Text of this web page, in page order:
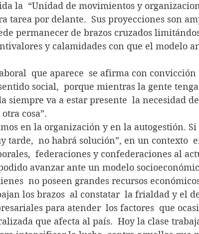
la  “Unidad de movimientos y
tarea por delante.  Sus proyecciones son
permanecer de brazos cruzados
y calamidades con que el modelo
que aparece  se afirma con convicción
social,  porque mientras la gente
siempre va a estar presente  la necesidad de
cosa”.
en la organización y en la autogestión. Si
no habrá solución”, en un contexto
federaciones y confederaciones al
avanzar ante un modelo
no poseen grandes recursos
brazos  al constatar  la frialdad y el
para atender  los factores  que
que afecta al país.  Hoy la clase